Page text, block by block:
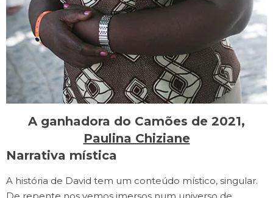
A ganhadora do Camões de 2021,
Paulina Chiziane
Narrativa mística
A história de David tem um conteúdo místico, singular.